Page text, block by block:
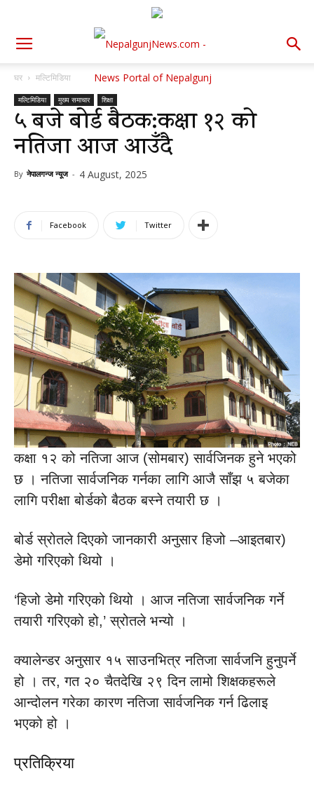
घर मल्टिमिडिया
मल्टिमिडिया मुख्य समाचार शिक्षा
५ बजे बोर्ड बैठक:कक्षा १२ को
नतिजा आज आउँदै
By नेपालगन्ज न्यूज - 4 August, 2025
Facebook Twitter
कक्षा १२ को नतिजा आज (सोमबार) सार्वजिनक हुने भएको
छ । नतिजा सार्वजनिक गर्नका लागि आजै साँझ ५ बजेका
लागि परीक्षा बोर्डको बैठक बस्ने तयारी छ ।
बोर्ड स्रोतले दिएको जानकारी अनुसार हिजो –आइतबार)
डेमो गरिएको थियो ।
‘हिजो डेमो गरिएको थियो । आज नतिजा सार्वजनिक गर्ने
तयारी गरिएको हो,’ स्रोतले भन्यो ।
क्यालेन्डर अनुसार १५ साउनभित्र नतिजा सार्वजनि हुनुपर्ने
हो । तर, गत २० चैतदेखि २९ दिन लामो शिक्षकहरूले
आन्दोलन गरेका कारण नतिजा सार्वजनिक गर्न ढिलाइ
भएको हो ।
प्रतिक्रिया